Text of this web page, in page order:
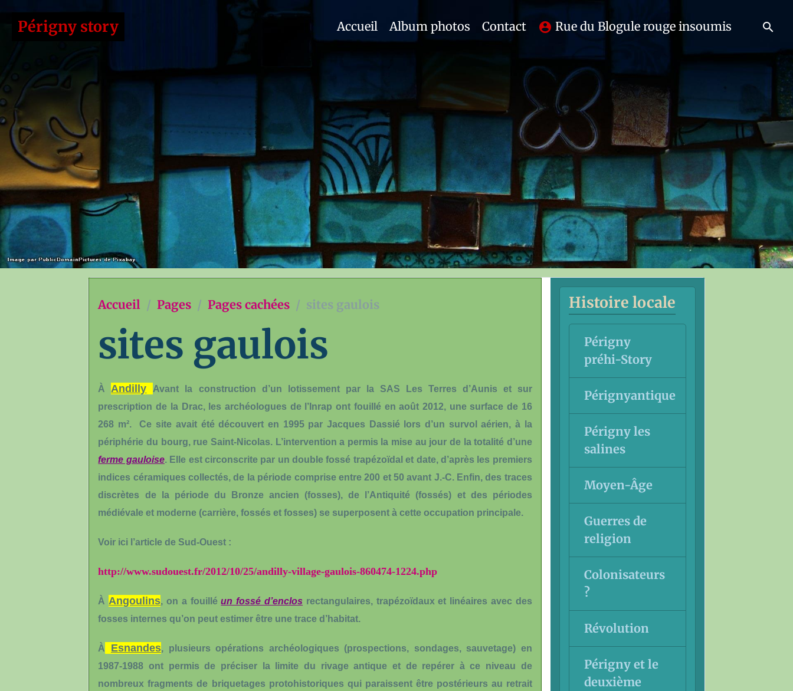
Périgny story Accueil Album photos Contact Rue du Blogule rouge insoumis
Accueil Pages Pages cachées sites gaulois
sites gaulois
À Andilly
Avant la construction d’un lotissement par la SAS Les Terres d’Aunis et sur
prescription de la Drac, les archéologues de l’Inrap ont fouillé en août 2012, une surface de 16
268 m². Ce site avait été découvert en 1995 par Jacques Dassié lors d’un survol aérien, à la
périphérie du bourg, rue Saint-Nicolas. L’intervention a permis la mise au jour de la totalité d’une
ferme gauloise. Elle est circonscrite par undouble fossé trapézoïdal et date, d’après les premiers
indices céramiques collectés, de la période comprise entre 200 et 50 avant J.-C. Enfin, des traces
discrètes de la période du Bronze ancien (fosses), de l’Antiquité (fossés) et des périodes
médiévale et moderne (carrière, fossés et fosses) se superposent à cette occupation principale.
Voir ici l’article de Sud-Ouest :
http://www.sudouest.fr/2012/10/25/andilly-village-gaulois-860474-1224.php
À Angoulins, on a fouilléun fossé d’enclos rectangulaires, trapézoïdaux et linéaires avec des
fosses internes qu’on peut estimer être une trace d’habitat.
À Esnandes, plusieurs opérations archéologiques (prospections, sondages, sauvetage) en
1987-1988 ont permis de préciser la limite du rivage antique et de repérer à ce niveau de
nombreux fragments de briquetages protohistoriques qui paraissent être postérieurs au retrait
Histoire locale
Périgny
préhi-Story
Pérignyantique
Périgny les
salines
Moyen-Âge
Guerres de
religion
Colonisateurs
?
Révolution
Périgny et le
deuxième